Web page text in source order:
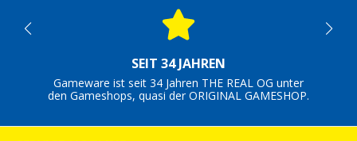
SEIT 34 JAHREN
Gameware ist seit 34 Jahren THE REAL OG unter
den Gameshops, quasi der ORIGINAL GAMESHOP.